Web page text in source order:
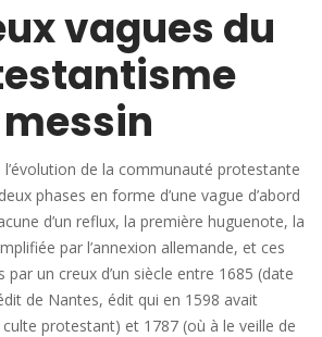
vagues du
messin
l’évolution de la communauté protestante
phases en forme d’une vague d’abord
d’un reflux, la première huguenote, la
par l’annexion allemande, et ces
un creux d’un siècle entre 1685 (date
de Nantes, édit qui en 1598 avait
protestant) et 1787 (où à le veille de